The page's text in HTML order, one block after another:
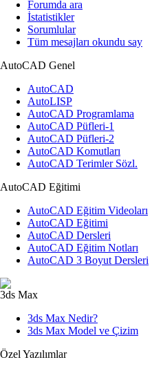
Forumda ara
İstatistikler
Sorumlular
Tüm mesajları okundu say
AutoCAD Genel
AutoCAD
AutoLISP
AutoCAD Programlama
AutoCAD Püfleri-1
AutoCAD Püfleri-2
AutoCAD Komutları
AutoCAD Terimler Sözl.
AutoCAD Eğitimi
AutoCAD Eğitim Videoları
AutoCAD Eğitimi
AutoCAD Dersleri
AutoCAD Eğitim Notları
AutoCAD 3 Boyut Dersleri
3ds Max
3ds Max Nedir?
3ds Max Model ve Çizim
Özel Yazılımlar